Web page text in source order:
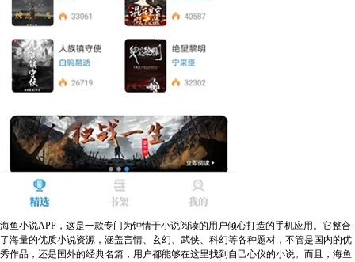
海鱼小说APP，这是一款专门为钟情于小说阅读的用户倾心打造的手机应用。它整合
了海量的优质小说资源，涵盖言情、玄幻、武侠、科幻等各种题材，不管是国内的优
秀作品，还是国外的经典名篇，用户都能够在这里找到自己心仪的小说。而且，海鱼